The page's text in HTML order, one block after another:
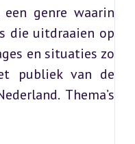
genre waarin
die uitdraaien op
en situaties zo
publiek van de
Thema’s